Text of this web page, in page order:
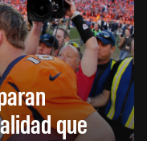
que